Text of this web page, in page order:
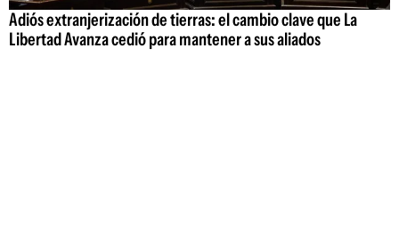
Adiós extranjerización de tierras: el cambio clave que La
Libertad Avanza cedió para mantener a sus aliados